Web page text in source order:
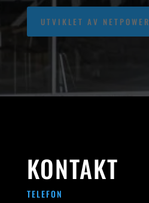
UTVIKLET AV NETPOWER
KONTAKT
TELEFON